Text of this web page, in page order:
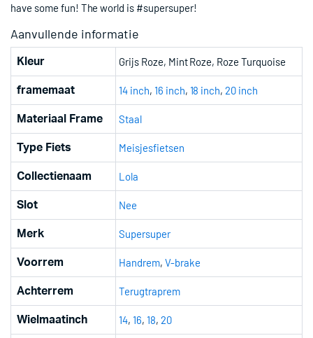
have some fun! The world is #supersuper!
Aanvullende informatie
Kleur Grijs Roze, Mint Roze, Roze Turquoise
framemaat 14 inch, 16 inch, 18 inch,20 inch
Materiaal Frame Staal
Type Fiets Meisjesfietsen
Collectienaam Lola
Slot Nee
Merk Supersuper
Voorrem Handrem, V-brake
Achterrem Terugtraprem
Wielmaatinch 14, 16, 18, 20